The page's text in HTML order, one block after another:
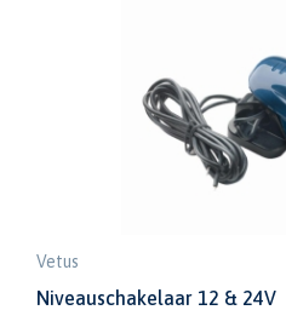
Vetus
Niveauschakelaar 12 & 24V